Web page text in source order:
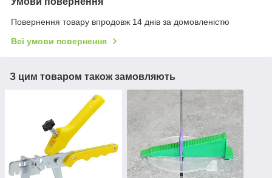
Повернення товару впродовж 14 днів за домовленістю
Всі умови повернення
З цим товаром також замовляють